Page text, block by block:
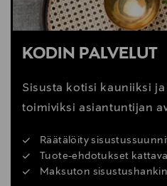
KODIN PALVELUT
Sisusta kotisi kauniiksi
toimiviksi asiantuntijan
Räätälöity
Tuote-ehdotukset
Maksuton